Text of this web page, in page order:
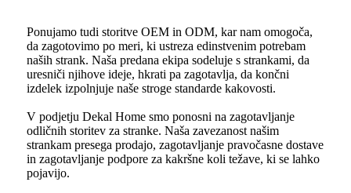
Ponujamo tudi storitve OEM in ODM, kar nam omogoča,
da zagotovimo po meri, ki ustreza edinstvenim potrebam
naših strank. Naša predana ekipa sodeluje s strankami, da
uresniči njihove ideje, hkrati pa zagotavlja, da končni
izdelek izpolnjuje naše stroge standarde kakovosti.
V podjetju Dekal Home smo ponosni na zagotavljanje
odličnih storitev za stranke. Naša zavezanost našim
strankam presega prodajo, zagotavljanje pravočasne dostave
in zagotavljanje podpore za kakršne koli težave, ki se lahko
pojavijo.